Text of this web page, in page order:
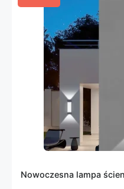
Nowoczesna lampa